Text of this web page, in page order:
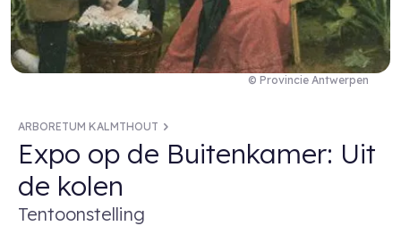
© Provincie Antwerpen
ARBORETUM KALMTHOUT
Expo op de Buitenkamer: Uit
de kolen
Tentoonstelling